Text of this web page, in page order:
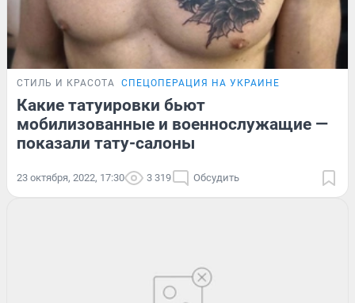
СТИЛЬ И КРАСОТА СПЕЦОПЕРАЦИЯ НА УКРАИНЕ
Какие татуировки бьют
мобилизованные и военнослужащие —
показали тату-салоны
23 октября, 2022, 17:30 3 319 Обсудить